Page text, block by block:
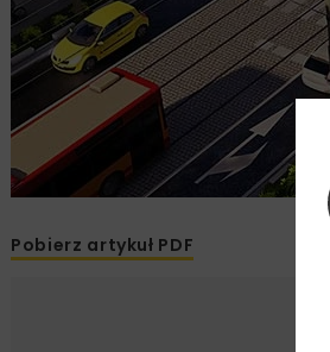
Pobierz artykuł PDF